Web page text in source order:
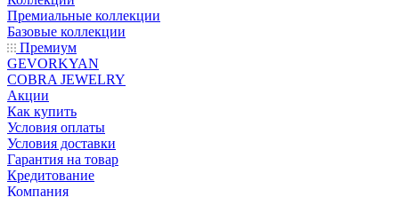
Премиальные коллекции
Базовые коллекции
Премиум
GEVORKYAN
COBRA JEWELRY
Акции
Как купить
Условия оплаты
Условия доставки
Гарантия на товар
Кредитование
Компания